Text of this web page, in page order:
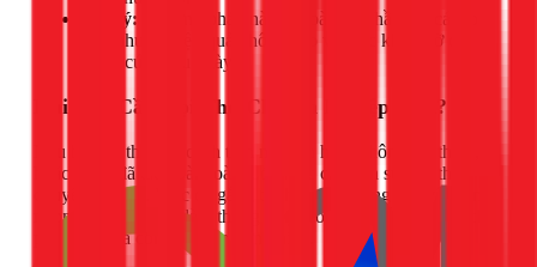
Lưu ý: Phương pháp này an toàn cho hầu hết các loại
ống nhưng hiệu quả không cao với các khối mỡ đã
đông cứng lâu ngày.
Khi Nào Cần Gọi Thợ Chuyên Nghiệp 1Fix?
Nếu bạn đã thử các cách trên mà tình hình không cải thiện,
hoặc nước đã tắc hoàn toàn, đó là lúc cần đến sự can thiệp
chuyên nghiệp. Việc cố gắng tự thông tắc bằng các vật cứng,
nhọn có thể vô tình làm thủng hoặc vỡ đường ống, khiến chi
phí sửa chữa còn tốn kém hơn nhiều.